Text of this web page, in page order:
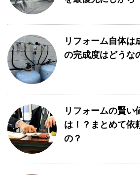
リフォーム自体は
の完成度はどうな
リフォームの賢い
は！？まとめて依
の？